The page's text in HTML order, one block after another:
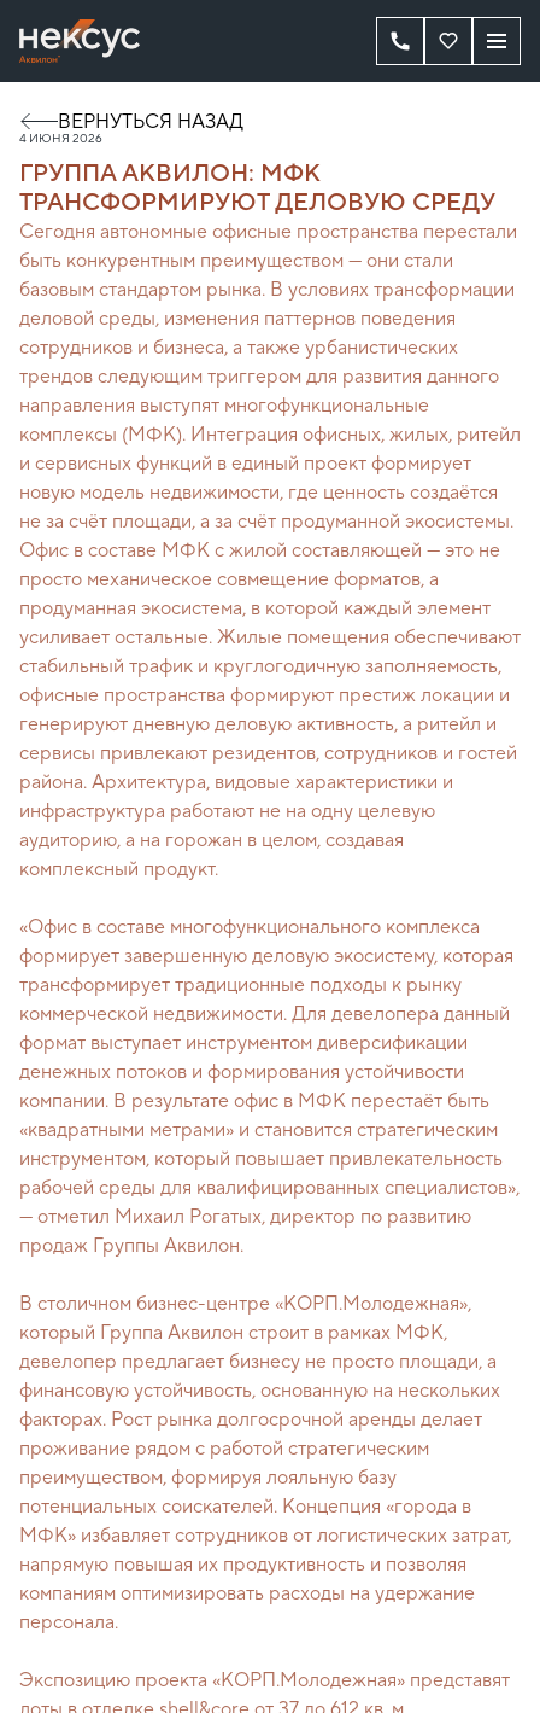
ВЕРНУТЬСЯ НАЗАД
4 ИЮНЯ 2026
ГРУППА АКВИЛОН: МФК
ТРАНСФОРМИРУЮТ ДЕЛОВУЮ СРЕДУ
Сегодня автономные офисные пространства перестали
быть конкурентным преимуществом — они стали
базовым стандартом рынка. В условиях трансформации
деловой среды, изменения паттернов поведения
сотрудников и бизнеса, а также урбанистических
трендов следующим триггером для развития данного
направления выступят многофункциональные
комплексы (МФК). Интеграция офисных, жилых, ритейл
и сервисных функций в единый проект формирует
новую модель недвижимости, где ценность создаётся
не за счёт площади, а за счёт продуманной экосистемы.
Офис в составе МФК с жилой составляющей — это не
просто механическое совмещение форматов, а
продуманная экосистема, в которой каждый элемент
усиливает остальные. Жилые помещения обеспечивают
стабильный трафик и круглогодичную заполняемость,
офисные пространства формируют престиж локации и
генерируют дневную деловую активность, а ритейл и
сервисы привлекают резидентов, сотрудников и гостей
района. Архитектура, видовые характеристики и
инфраструктура работают не на одну целевую
аудиторию, а на горожан в целом, создавая
комплексный продукт.
«Офис в составе многофункционального комплекса
формирует завершенную деловую экосистему, которая
трансформирует традиционные подходы к рынку
коммерческой недвижимости. Для девелопера данный
формат выступает инструментом диверсификации
денежных потоков и формирования устойчивости
компании. В результате офис в МФК перестаёт быть
«квадратными метрами» и становится стратегическим
инструментом, который повышает привлекательность
рабочей среды для квалифицированных специалистов»,
— отметил Михаил Рогатых, директор по развитию
продаж Группы Аквилон.
В столичном бизнес-центре «КОРП.Молодежная»,
который Группа Аквилон строит в рамках МФК,
девелопер предлагает бизнесу не просто площади, а
финансовую устойчивость, основанную на нескольких
факторах. Рост рынка долгосрочной аренды делает
проживание рядом с работой стратегическим
преимуществом, формируя лояльную базу
потенциальных соискателей. Концепция «города в
МФК» избавляет сотрудников от логистических затрат,
напрямую повышая их продуктивность и позволяя
компаниям оптимизировать расходы на удержание
персонала.
Экспозицию проекта «КОРП.Молодежная» представят